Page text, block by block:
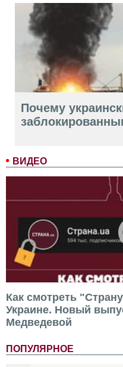
ВИДЕО
Как смотреть
Украине. Новый
Медведевой
ПОПУЛЯРНОЕ
Почему